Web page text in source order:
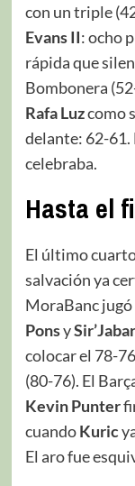
con un triple
Evans II: ocho
rápida que
Bombonera
Rafa Luzcomo
delante: 62-61.
celebraba.
Hasta el
El último
salvación ya
MoraBanc jugó
Ponsy
colocar el 78-
(80-76). El
Kevin Punter
cuandoKuric
El aro fue